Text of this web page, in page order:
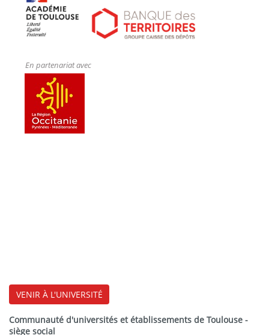
En partenariat avec
VENIR À L'UNIVERSITÉ
Communauté d'universités et établissements de Toulouse -
siège social